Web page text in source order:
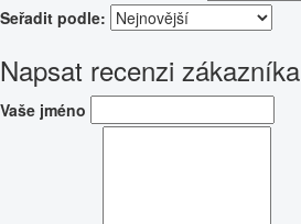
Seřadit podle:
Napsat recenzi zákazníka
Vaše jméno